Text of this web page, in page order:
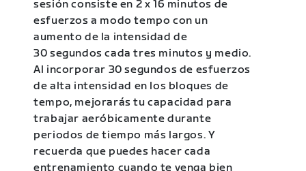
sesión consiste en 2 x 16 minutos de
esfuerzos a modo tempo con un
aumento de la intensidad de
30 segundos cada tres minutos y medio.
Al incorporar 30 segundos de esfuerzos
de alta intensidad en los bloques de
tempo, mejorarás tu capacidad para
trabajar aeróbicamente durante
periodos de tiempo más largos. Y
recuerda que puedes hacer cada
entrenamiento cuando te venga bien